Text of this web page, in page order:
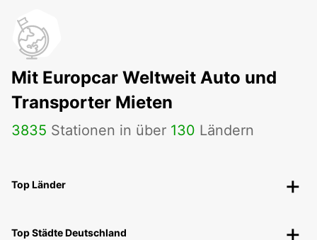
Mit Europcar Weltweit Auto und
Transporter Mieten
3835 Stationen in über 130 Ländern
Top Länder
Top Städte Deutschland